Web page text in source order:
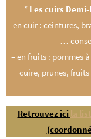
* Les cuirs
– en cuir : ceintures,
…
– en fruits : pommes
cuire, prunes,
Retrouvez ici